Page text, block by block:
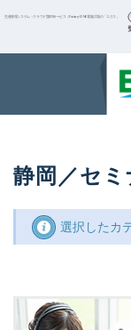
生産管理システム・クラウド型EDIサービス｜Factory-ONE 電脳工場の「エクス」
静岡／セ
選択したカ